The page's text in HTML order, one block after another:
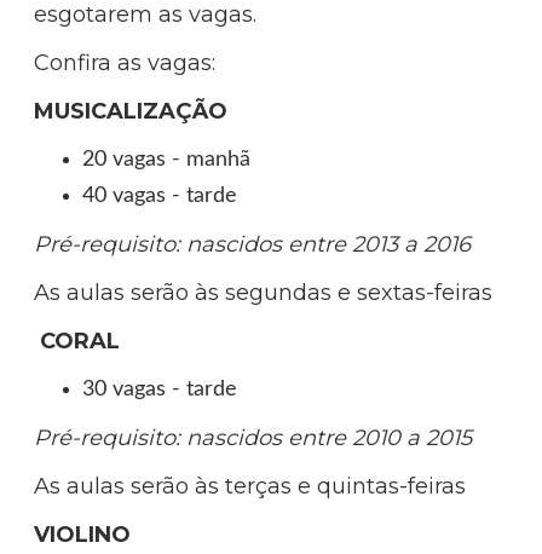
esgotarem as vagas.
Confira as vagas:
MUSICALIZAÇÃO
20 vagas - manhã
40 vagas - tarde
Pré-requisito: nascidos entre 2013 a 2016
As aulas serão às segundas e sextas-feiras
CORAL
30 vagas - tarde
Pré-requisito: nascidos entre 2010 a 2015
As aulas serão às terças e quintas-feiras
VIOLINO